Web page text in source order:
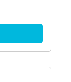
und